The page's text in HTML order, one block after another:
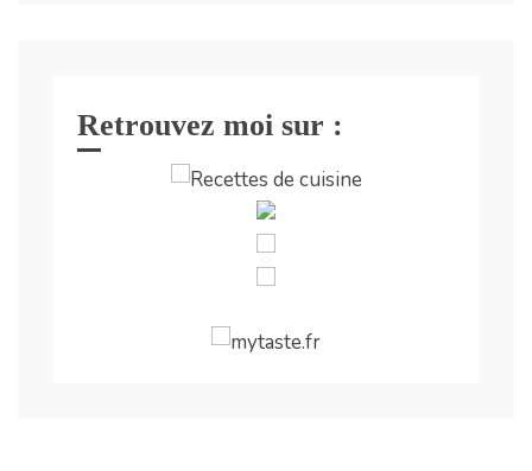
Retrouvez moi sur :